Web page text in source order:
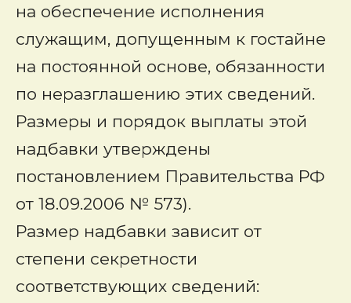
на обеспечение исполнения
служащим, допущенным к гостайне
на постоянной основе, обязанности
по неразглашению этих сведений.
Размеры и порядок выплаты этой
надбавки утверждены
постановлением Правительства РФ
от 18.09.2006 № 573).
Размер надбавки зависит от
степени секретности
соответствующих сведений: